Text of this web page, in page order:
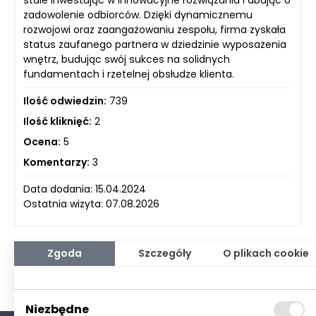
zadowolenie odbiorców. Dzięki dynamicznemu
rozwojowi oraz zaangażowaniu zespołu, firma zyskała
status zaufanego partnera w dziedzinie wyposażenia
wnętrz, budując swój sukces na solidnych
fundamentach i rzetelnej obsłudze klienta.
Ilość odwiedzin: 739
Ilość kliknięć: 2
Ocena: 5
Komentarzy: 3
Data dodania: 15.04.2024
Ostatnia wizyta: 07.08.2026
Zgoda Szczegóły O plikach cookie
Niezbędne